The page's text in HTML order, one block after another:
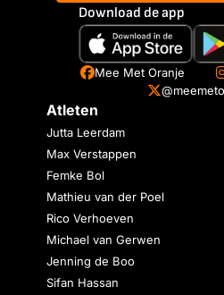
Download de app
Mee Met Oranje
Atleten
Jutta Leerdam
Max Verstappen
Femke Bol
Mathieu van der Poel
Rico Verhoeven
Michael van Gerwen
Jenning de Boo
Sifan Hassan